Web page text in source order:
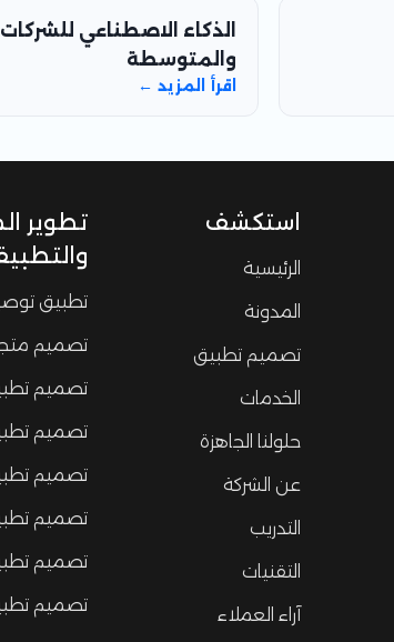
الذكاء الاصطناعي
والمتوسطة
اقرأ المزيد ←
استكشف
الرئيسية
المدونة
تصميم تطبيق
الخدمات
حلولنا الجاهزة
عن الشركة
التدريب
التقنيات
آراء العملاء
تطوير
تطبيق
تصميم متجر
تصميم
تصميم
تصميم
تصميم
تصميم
تصميم